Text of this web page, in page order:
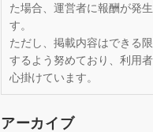
た場合、運営者に報酬が発
す。
ただし、掲載内容はできる
するよう努めており、利用
心掛けています。
アーカイブ